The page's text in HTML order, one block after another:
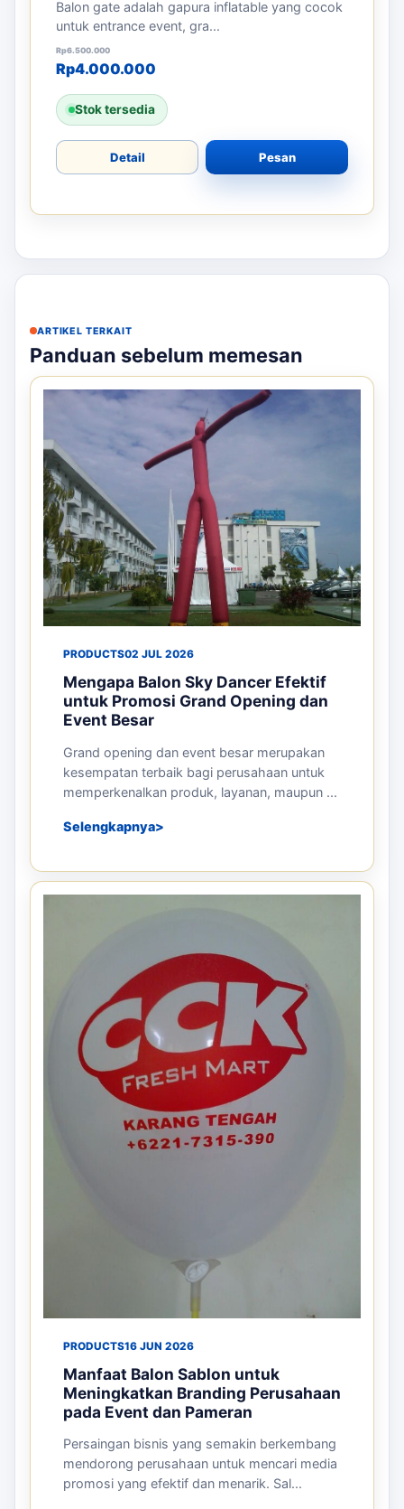
Balon gate adalah gapura inflatable yang cocok
untuk entrance event, gra...
Rp6.500.000
Harga aslinya adalah: Rp6.500.000.
Rp4.000.000
Harga saat ini adalah: Rp4.000.000.
Stok tersedia
Detail Pesan
ARTIKEL TERKAIT
Panduan sebelum memesan
PRODUCTS02 JUL 2026
Mengapa Balon Sky Dancer Efektif
untuk Promosi Grand Opening dan
Event Besar
Grand opening dan event besar merupakan
kesempatan terbaik bagi perusahaan untuk
memperkenalkan produk, layanan, maupun ...
Selengkapnya
PRODUCTS16 JUN 2026
Manfaat Balon Sablon untuk
Meningkatkan Branding Perusahaan
pada Event dan Pameran
Persaingan bisnis yang semakin berkembang
mendorong perusahaan untuk mencari media
promosi yang efektif dan menarik. Sal...